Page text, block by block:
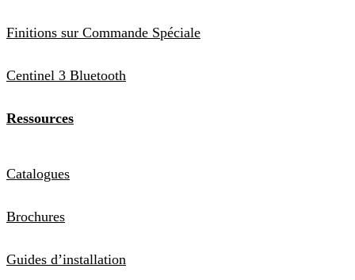
Finitions sur Commande Spéciale
Centinel 3 Bluetooth
Ressources
Catalogues
Brochures
Guides d’installation